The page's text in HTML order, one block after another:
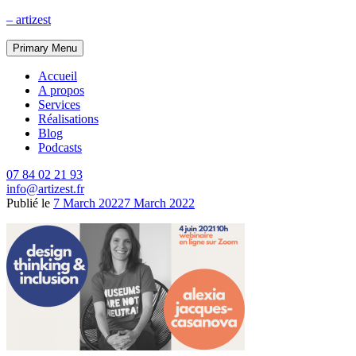
Skip
content
– artizest
Primary Menu
Accueil
A propos
Services
Réalisations
Blog
Podcasts
07 84 02 21 93
info@artizest.fr
Publié le 7 March 20227 March 2022